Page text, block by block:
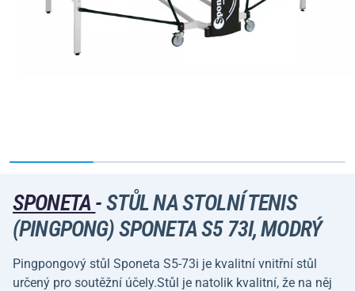
SPONETA-STŮL NA STOLNÍ TENIS
(PINGPONG) SPONETA S5 73I, MODRÝ
Pingpongový stůl Sponeta S5-73i je kvalitní vnitřní stůl
určený pro soutěžní účely.Stůl je natolik kvalitní, že na něj